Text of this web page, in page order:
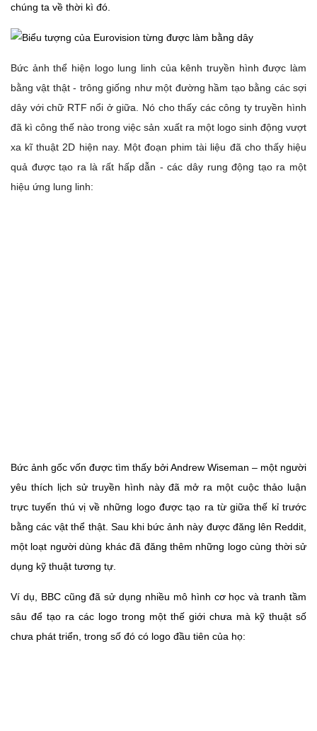
chúng ta về thời kì đó.
Bức ảnh thể hiện logo lung linh của kênh truyền hình được làm
bằng vật thật - trông giống như một đường hầm tạo bằng các sợi
dây với chữ RTF nổi ở giữa. Nó cho thấy các công ty truyền hình
đã kì công thế nào trong việc sản xuất ra một logo sinh động vượt
xa kĩ thuật 2D hiện nay. Một đoạn phim tài liệu đã cho thấy hiệu
quả được tạo ra là rất hấp dẫn - các dây rung động tạo ra một
hiệu ứng lung linh:
Bức ảnh gốc vốn được tìm thấy bởi Andrew Wiseman – một người
yêu thích lịch sử truyền hình này đã mở ra một cuộc thảo luận
trực tuyến thú vị về những logo được tạo ra từ giữa thế kỉ trước
bằng các vật thể thật. Sau khi bức ảnh này được đăng lên Reddit,
một loạt người dùng khác đã đăng thêm những logo cùng thời sử
dụng kỹ thuật tương tự.
Ví dụ, BBC cũng đã sử dụng nhiều mô hình cơ học và tranh tầm
sâu để tạo ra các logo trong một thế giới chưa mà kỹ thuật số
chưa phát triển, trong số đó có logo đầu tiên của họ: